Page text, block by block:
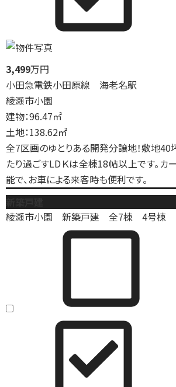
3,499万円
小田急電鉄小田原線 海老名駅
綾瀬市小園
建物：96.47㎡
土地：138.62㎡
全7区画のゆとりある開発分譲地！敷地40
たり過ごすLDＫは全棟18帖以上です。カ
能で、お車による来客時も便利です。
綾瀬市小園 新築戸建 全7棟 4号棟